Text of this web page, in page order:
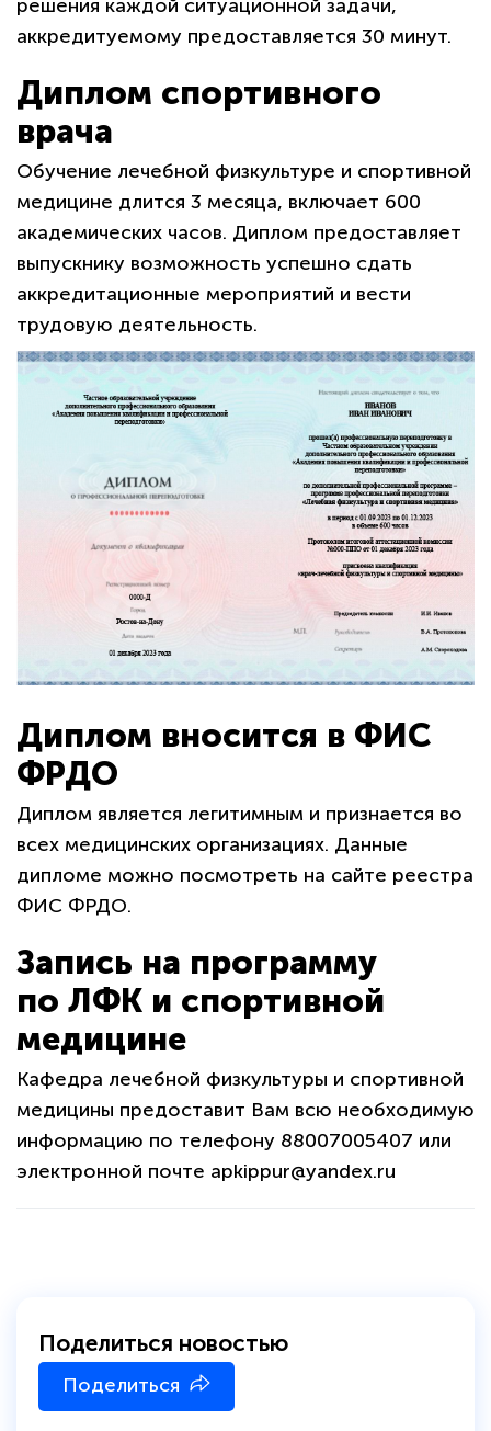
решения каждой ситуационной задачи,
аккредитуемому предоставляется 30 минут.
Диплом спортивного
врача
Обучение лечебной физкультуре и спортивной
медицине длится 3 месяца, включает 600
академических часов. Диплом предоставляет
выпускнику возможность успешно сдать
аккредитационные мероприятий и вести
трудовую деятельность.
Диплом вносится в ФИС
ФРДО
Диплом является легитимным и признается во
всех медицинских организациях. Данные
дипломе можно посмотреть на сайте реестра
ФИС ФРДО.
Запись на программу
по ЛФК и спортивной
медицине
Кафедра лечебной физкультуры и спортивной
медицины предоставит Вам всю необходимую
информацию по телефону 88007005407 или
электронной почте apkippur@yandex.ru
Поделиться новостью
Поделиться